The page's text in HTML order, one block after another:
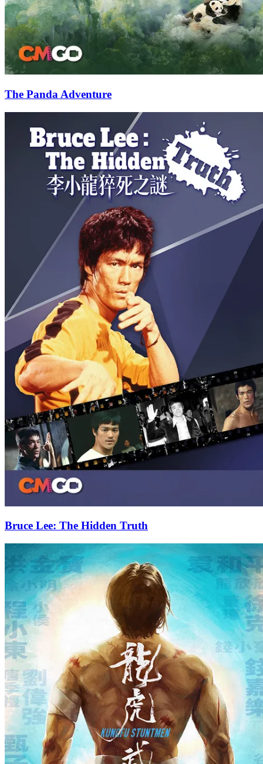
The Panda Adventure
Bruce Lee: The Hidden Truth